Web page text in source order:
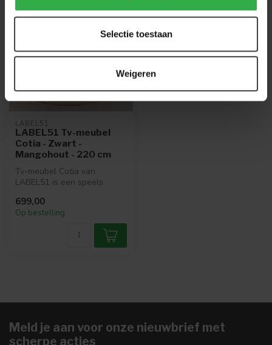
Selectie toestaan
Weigeren
LABEL51
LABEL51 Tv-meubel
Cotia - Zwart -
Mangohout - 220 cm
Tv-meubel Cotia van
LABEL51 is een speels
mangohout. ...
699,00
Op bestelling
Meld je aan voor onze nieuwbrief met
scherpe acties